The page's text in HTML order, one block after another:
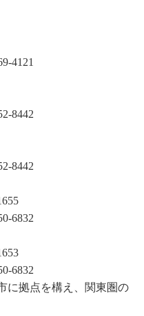
4121
8442
8442
6832
6832
に拠点を構え、関東圏の